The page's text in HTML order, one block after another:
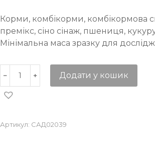
Корми, комбікорми, комбікормова
премікс, сіно сінаж, пшениця,
Мінімальна маса зразку для
Додати у кошик
Артикул: САД02039